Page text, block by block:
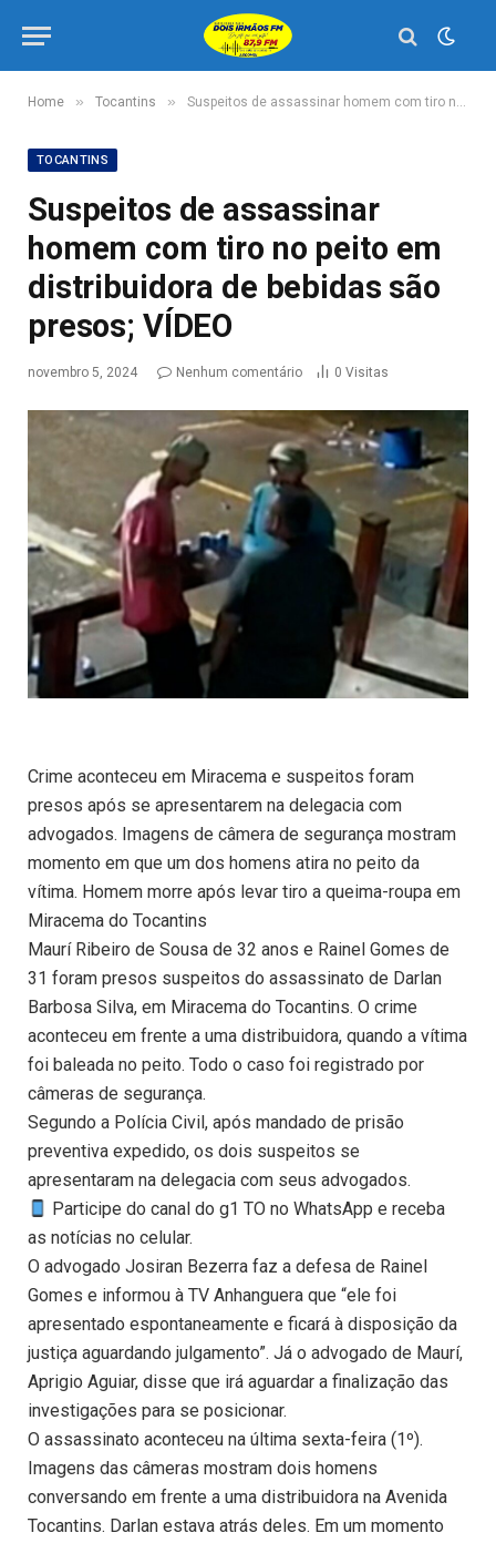
Home » Tocantins » Suspeitos de assassinar homem com tiro no peito em distribuidora de bebidas são presos; VÍDEO
TOCANTINS
Suspeitos de assassinar
homem com tiro no peito em
distribuidora de bebidas são
presos; VÍDEO
novembro 5, 2024 Nenhum comentário 0 Visitas
Crime aconteceu em Miracema e suspeitos foram
presos após se apresentarem na delegacia com
advogados. Imagens de câmera de segurança mostram
momento em que um dos homens atira no peito da
vítima. Homem morre após levar tiro a queima-roupa em
Miracema do Tocantins
Maurí Ribeiro de Sousa de 32 anos e Rainel Gomes de
31 foram presos suspeitos do assassinato de Darlan
Barbosa Silva, em Miracema do Tocantins. O crime
aconteceu em frente a uma distribuidora, quando a vítima
foi baleada no peito. Todo o caso foi registrado por
câmeras de segurança.
Segundo a Polícia Civil, após mandado de prisão
preventiva expedido, os dois suspeitos se
apresentaram na delegacia com seus advogados.
Participe do canal do g1 TO no WhatsApp e receba
as notícias no celular.
O advogado Josiran Bezerra faz a defesa de Rainel
Gomes e informou à TV Anhanguera que “ele foi
apresentado espontaneamente e ficará à disposição da
justiça aguardando julgamento”. Já o advogado de Maurí,
Aprigio Aguiar, disse que irá aguardar a finalização das
investigações para se posicionar.
O assassinato aconteceu na última sexta-feira (1º).
Imagens das câmeras mostram dois homens
conversando em frente a uma distribuidora na Avenida
Tocantins. Darlan estava atrás deles. Em um momento